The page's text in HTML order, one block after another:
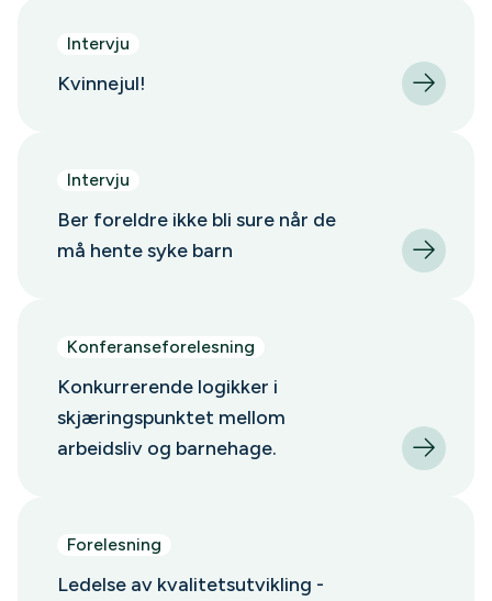
Intervju
Kvinnejul!
Intervju
Ber foreldre ikke bli sure når de
må hente syke barn
Konferanseforelesning
Konkurrerende logikker i
skjæringspunktet mellom
arbeidsliv og barnehage.
Forelesning
Ledelse av kvalitetsutvikling -